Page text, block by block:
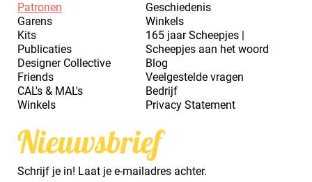
Patronen
Garens
Kits
Publicaties
Designer Collective
Friends
CAL's & MAL's
Winkels
Geschiedenis
Winkels
165 jaar Scheepjes |
Scheepjes aan het woord
Blog
Veelgestelde vragen
Bedrijf
Privacy Statement
Nieuwsbrief
Schrijf je in! Laat je e-mailadres achter.